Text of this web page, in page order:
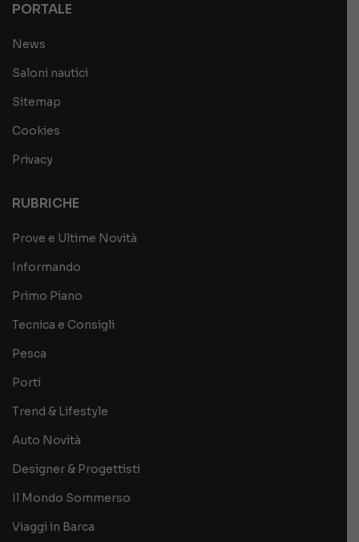
PORTALE
News
Saloni nautici
Sitemap
Cookies
Privacy
RUBRICHE
Prove e Ultime Novità
Informando
Primo Piano
Tecnica e Consigli
Pesca
Porti
Trend & Lifestyle
Auto Novità
Designer & Progettisti
Il Mondo Sommerso
Viaggi in Barca